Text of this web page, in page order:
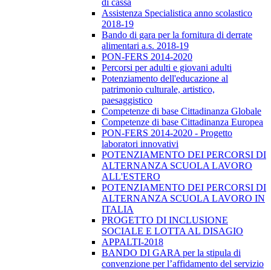
di cassa
Assistenza Specialistica anno scolastico
2018-19
Bando di gara per la fornitura di derrate
alimentari a.s. 2018-19
PON-FERS 2014-2020
Percorsi per adulti e giovani adulti
Potenziamento dell'educazione al
patrimonio culturale, artistico,
paesaggistico
Competenze di base Cittadinanza Globale
Competenze di base Cittadinanza Europea
PON-FERS 2014-2020 - Progetto
laboratori innovativi
POTENZIAMENTO DEI PERCORSI DI
ALTERNANZA SCUOLA LAVORO
ALL'ESTERO
POTENZIAMENTO DEI PERCORSI DI
ALTERNANZA SCUOLA LAVORO IN
ITALIA
PROGETTO DI INCLUSIONE
SOCIALE E LOTTA AL DISAGIO
APPALTI-2018
BANDO DI GARA per la stipula di
convenzione per l’affidamento del servizio